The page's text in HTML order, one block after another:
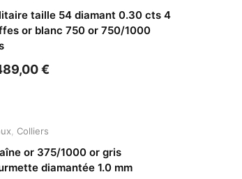
taille 54 diamant 0.30 cts 4
or blanc 750 or 750/1000
€
Colliers
or 375/1000 or gris
diamantée 1.0 mm